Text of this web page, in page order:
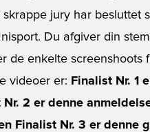
jury har
Du afgiver din
de enkelte
videoer er: Finalist Nr. 1
Nr. 2 er denne
Finalist Nr. 3 er denne